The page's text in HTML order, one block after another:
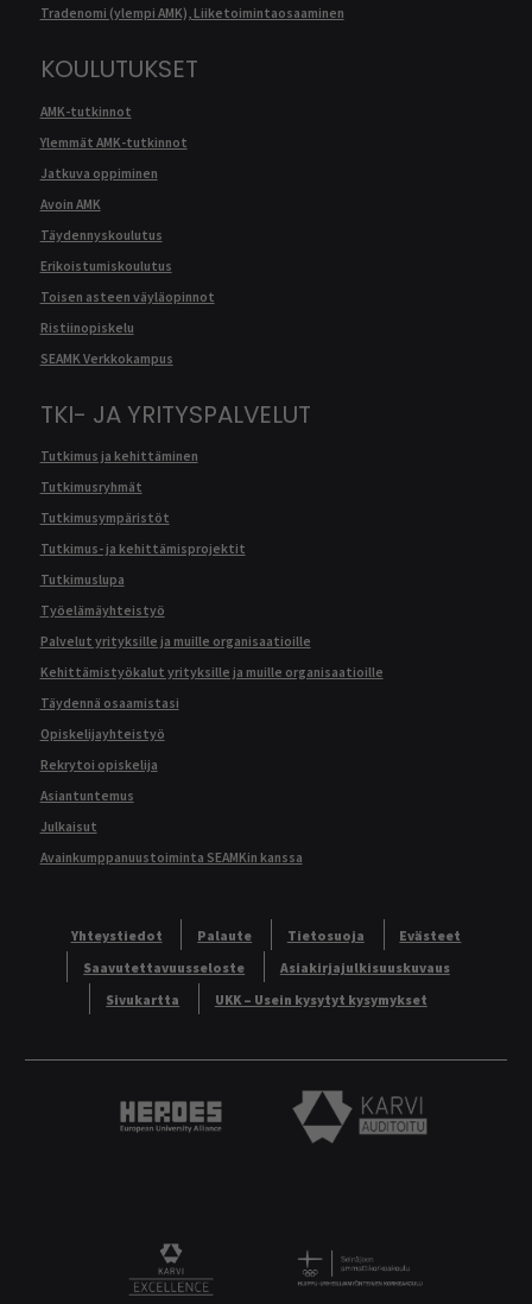
Tradenomi (ylempi AMK), Liiketoimintaosaaminen
KOULUTUKSET
AMK-tutkinnot
Ylemmät AMK-tutkinnot
Jatkuva oppiminen
Avoin AMK
Täydennyskoulutus
Erikoistumiskoulutus
Toisen asteen väyläopinnot
Ristiinopiskelu
SEAMK Verkkokampus
TKI- JA YRITYSPALVELUT
Tutkimus ja kehittäminen
Tutkimusryhmät
Tutkimusympäristöt
Tutkimus- ja kehittämisprojektit
Tutkimuslupa
Työelämäyhteistyö
Palvelut yrityksille ja muille organisaatioille
Kehittämistyökalut yrityksille ja muille organisaatioille
Täydennä osaamistasi
Opiskelijayhteistyö
Rekrytoi opiskelija
Asiantuntemus
Julkaisut
Avainkumppanuustoiminta SEAMKin kanssa
Yhteystiedot Palaute Tietosuoja
Evästeet
Saavutettavuusseloste
Asiakirjajulkisuuskuvaus
Sivukartta
UKK – Usein kysytyt kysymykset
Heroes European University Alliance logo
Karvi Auditoitu logo
KARVI Excellence logo.Logo